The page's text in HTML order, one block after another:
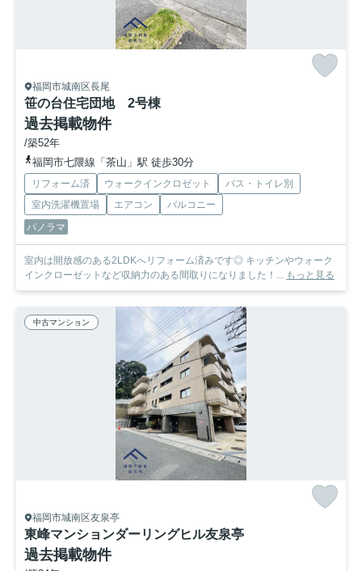
福岡市城南区長尾
笹の台住宅団地 2号棟
過去掲載物件
/築52年
福岡市七隈線「茶山」駅 徒歩30分
リフォーム済 ウォークインクロゼット
バス・トイレ別
室内洗濯機置場
エアコン
バルコニー
パノラマ
室内は開放感のある2LDKへリフォーム済みです◎ キッチンやウォーク
インクローゼットなど収納力のある間取りになりました！... もっと見る
中古マンション
福岡市城南区友泉亭
東峰マンションダーリングヒル友泉亭
過去掲載物件